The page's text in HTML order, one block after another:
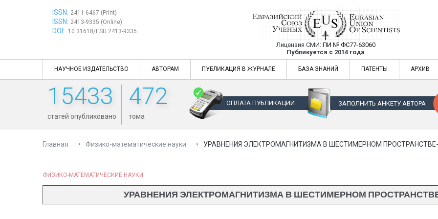
ISSN: 2411-6467 (Print)
ISSN: 2413-9335 (Online)
DOI: 10.31618/ESU.2413-9335
Евразийский Союз Ученых —
Лицензия СМИ: ПИ № ФС77-63060
Публикуется с 2014 года
Евразийский Союз Ученых — публикация научных статей в
НАУЧНОЕ ИЗДАТЕЛЬСТВО АВТОРАМ ПУБЛИКАЦИЯ В ЖУРНАЛЕ БАЗА ЗНАНИЙ ПАТЕНТЫ АРХИВ
15433
статей опубликовано
472
тома
ОПЛАТА ПУБЛИКАЦИИ ЗАПОЛНИТЬ АНКЕТУ АВТОРА
Главная Физико-математические науки УРАВНЕНИЯ ЭЛЕКТРОМАГНИТИЗМА В ШЕСТИМЕРНОМ
ФИЗИКО-МАТЕМАТИЧЕСКИЕ НАУКИ
УРАВНЕНИЯ ЭЛЕКТРОМАГНИТИЗМА В ШЕСТИМЕРНОМ